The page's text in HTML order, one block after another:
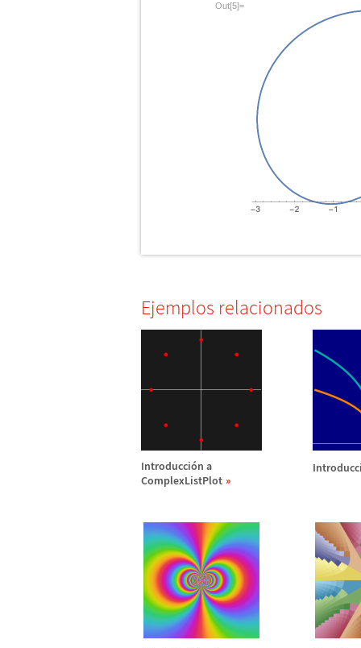
Out[5]=
Ejemplos relacionados
Introducción a
ComplexListPlot